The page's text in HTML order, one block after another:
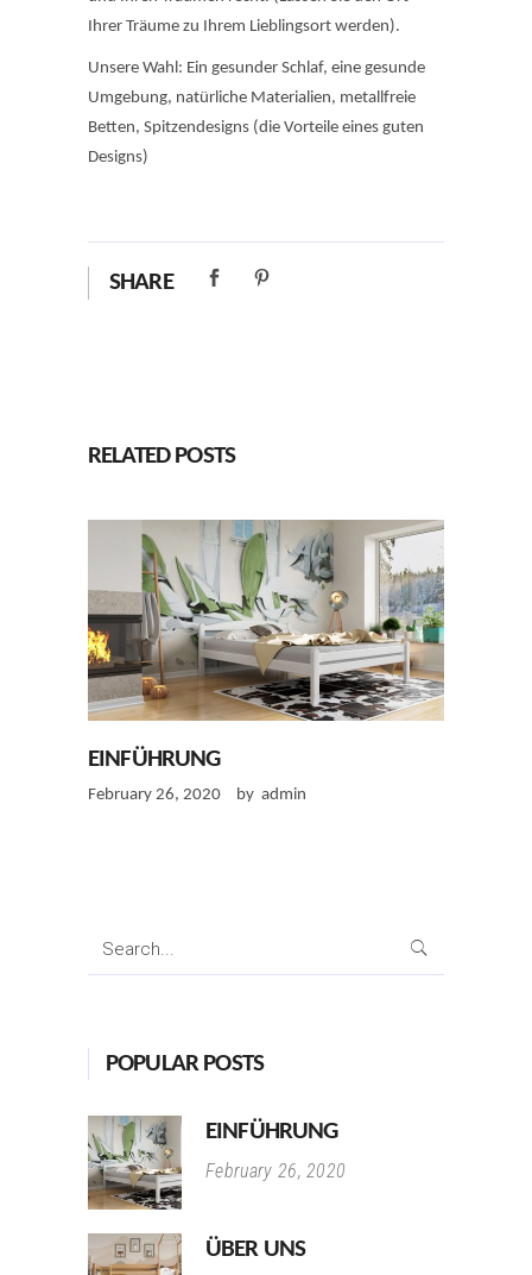
Ihrer Träume zu Ihrem Lieblingsort werden).
Unsere Wahl: Ein gesunder Schlaf, eine gesunde
Umgebung, natürliche Materialien, metallfreie
Betten, Spitzendesigns (die Vorteile eines guten
Designs)
SHARE
RELATED POSTS
EINFÜHRUNG
February 26, 2020 by admin
POPULAR POSTS
EINFÜHRUNG
February 26, 2020
ÜBER UNS